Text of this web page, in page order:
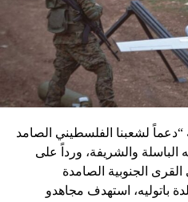
“دعماً لشعبنا الفلسطيني الصامد
‌‏‌‏‌والشريفة، ورداً على
القرى الجنوبية الصامدة
باتوليه، استهدف مجاهدو